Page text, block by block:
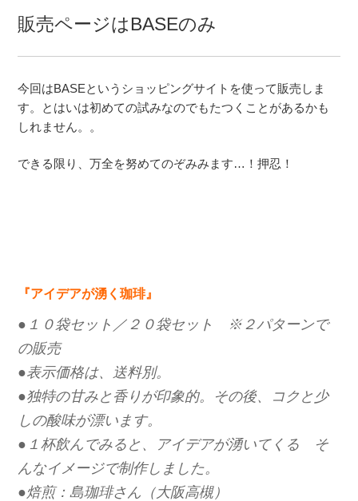
販売ページはBASEのみ
今回はBASEというショッピングサイトを使って販売しま
す。とはいは初めての試みなのでもたつくことがあるかも
しれません。。
できる限り、万全を努めてのぞみみます…！押忍！
『アイデアが湧く珈琲』
●１０袋セット／２０袋セット ※２パターンで
の販売
●表示価格は、送料別。
●独特の甘みと香りが印象的。その後、コクと少
しの酸味が漂います。
●１杯飲んでみると、アイデアが湧いてくる そ
んなイメージで制作しました。
●焙煎：島珈琲さん（大阪高槻）